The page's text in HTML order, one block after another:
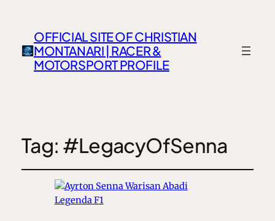
OFFICIAL SITE OF CHRISTIAN
MONTANARI | RACER &
MOTORSPORT PROFILE
Tag: #LegacyOfSenna